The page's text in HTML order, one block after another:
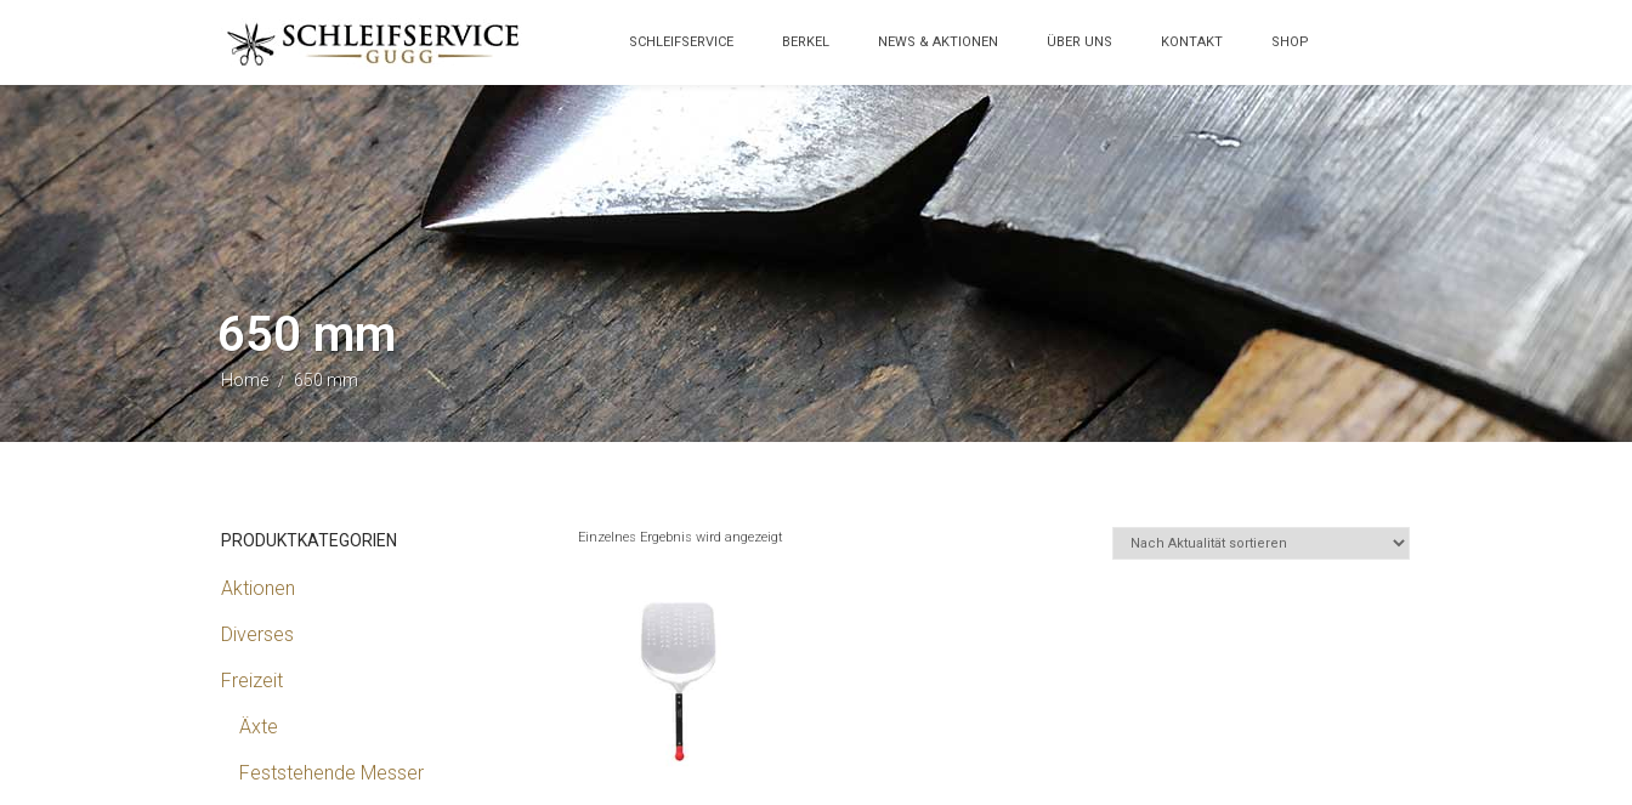
SCHLEIFSERVICE BERKEL NEWS & AKTIONEN ÜBER UNS KONTAKT SHOP
650 mm
Home / 650 mm
Einzelnes Ergebnis wird angezeigt
PRODUKTKATEGORIEN
Aktionen
Diverses
Freizeit
Äxte
Feststehende Messer